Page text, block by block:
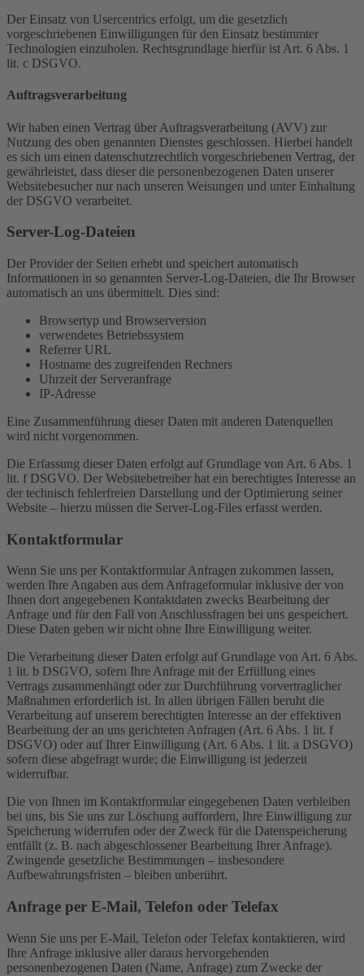
Der Einsatz von Usercentrics erfolgt, um die gesetzlich
vorgeschriebenen Einwilligungen für den Einsatz bestimmter
Technologien einzuholen. Rechtsgrundlage hierfür ist Art. 6 Abs. 1
lit. c DSGVO.
Auftragsverarbeitung
Wir haben einen Vertrag über Auftragsverarbeitung (AVV) zur
Nutzung des oben genannten Dienstes geschlossen. Hierbei handelt
es sich um einen datenschutzrechtlich vorgeschriebenen Vertrag, der
gewährleistet, dass dieser die personenbezogenen Daten unserer
Websitebesucher nur nach unseren Weisungen und unter Einhaltung
der DSGVO verarbeitet.
Server-Log-Dateien
Der Provider der Seiten erhebt und speichert automatisch
Informationen in so genannten Server-Log-Dateien, die Ihr Browser
automatisch an uns übermittelt. Dies sind:
Browsertyp und Browserversion
verwendetes Betriebssystem
Referrer URL
Hostname des zugreifenden Rechners
Uhrzeit der Serveranfrage
IP-Adresse
Eine Zusammenführung dieser Daten mit anderen Datenquellen
wird nicht vorgenommen.
Die Erfassung dieser Daten erfolgt auf Grundlage von Art. 6 Abs. 1
lit. f DSGVO. Der Websitebetreiber hat ein berechtigtes Interesse an
der technisch fehlerfreien Darstellung und der Optimierung seiner
Website – hierzu müssen die Server-Log-Files erfasst werden.
Kontaktformular
Wenn Sie uns per Kontaktformular Anfragen zukommen lassen,
werden Ihre Angaben aus dem Anfrageformular inklusive der von
Ihnen dort angegebenen Kontaktdaten zwecks Bearbeitung der
Anfrage und für den Fall von Anschlussfragen bei uns gespeichert.
Diese Daten geben wir nicht ohne Ihre Einwilligung weiter.
Die Verarbeitung dieser Daten erfolgt auf Grundlage von Art. 6 Abs.
1 lit. b DSGVO, sofern Ihre Anfrage mit der Erfüllung eines
Vertrags zusammenhängt oder zur Durchführung vorvertraglicher
Maßnahmen erforderlich ist. In allen übrigen Fällen beruht die
Verarbeitung auf unserem berechtigten Interesse an der effektiven
Bearbeitung der an uns gerichteten Anfragen (Art. 6 Abs. 1 lit. f
DSGVO) oder auf Ihrer Einwilligung (Art. 6 Abs. 1 lit. a DSGVO)
sofern diese abgefragt wurde; die Einwilligung ist jederzeit
widerrufbar.
Die von Ihnen im Kontaktformular eingegebenen Daten verbleiben
bei uns, bis Sie uns zur Löschung auffordern, Ihre Einwilligung zur
Speicherung widerrufen oder der Zweck für die Datenspeicherung
entfällt (z. B. nach abgeschlossener Bearbeitung Ihrer Anfrage).
Zwingende gesetzliche Bestimmungen – insbesondere
Aufbewahrungsfristen – bleiben unberührt.
Anfrage per E-Mail, Telefon oder Telefax
Wenn Sie uns per E-Mail, Telefon oder Telefax kontaktieren, wird
Ihre Anfrage inklusive aller daraus hervorgehenden
personenbezogenen Daten (Name, Anfrage) zum Zwecke der